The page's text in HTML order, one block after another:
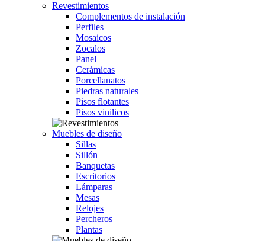
Revestimientos
Complementos de instalación
Perfiles
Mosaicos
Zocalos
Panel
Cerámicas
Porcellanatos
Piedras naturales
Pisos flotantes
Pisos vinilicos
Muebles de diseño
Sillas
Sillón
Banquetas
Escritorios
Lámparas
Mesas
Relojes
Percheros
Plantas